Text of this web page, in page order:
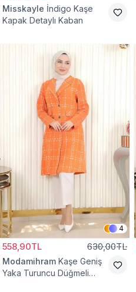
Misskayle İndigo Kaşe
Kapak Detaylı Kaban
4
558,90TL 630,00TL
Modamihram Kaşe Geniş
Yaka Turuncu Düğmeli